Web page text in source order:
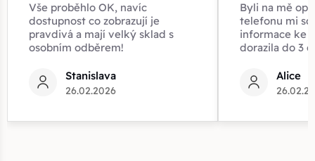
Vše proběhlo OK, navíc
dostupnost co zobrazují je
pravdivá a mají velký sklad s
osobním odběrem!
Stanislava
26.02.2026
Byli na mě
telefonu mi
informace ke
dorazila do 3
Alice